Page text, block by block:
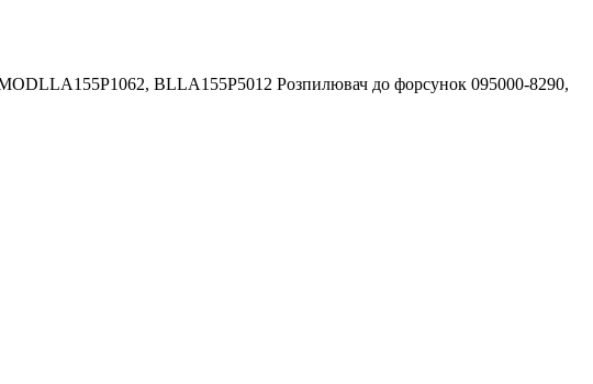
BLLA155P5012 Розпилювач до форсунок 095000-8290,